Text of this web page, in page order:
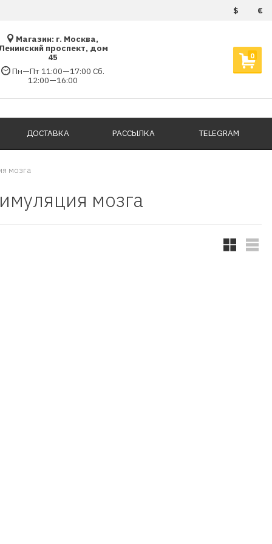
$ €
Магазин: г. Москва,
проспект, дом
45
Пн—Пт 11:00—17:00 Сб.
12:00—16:00
0
ДОСТАВКА РАССЫЛКА TELEGRAM
мозга
мозга